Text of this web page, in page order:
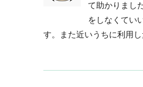
て助かりまし
をしなくてい
す。また近いうちに利用